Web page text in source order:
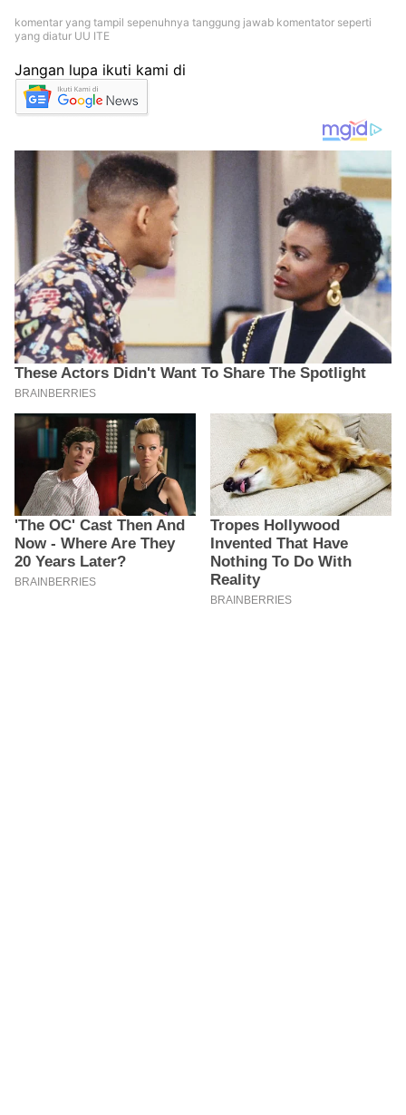
komentar yang tampil sepenuhnya tanggung jawab komentator seperti
yang diatur UU ITE
Jangan lupa ikuti kami di